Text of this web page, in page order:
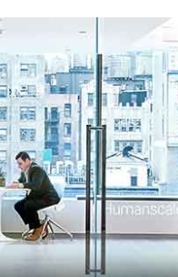
注册
SIGN IN WITH SSO
忘记密码